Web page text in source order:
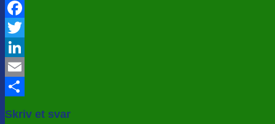
Facebook
Twitter
LinkedIn
Email
Skriv et svar